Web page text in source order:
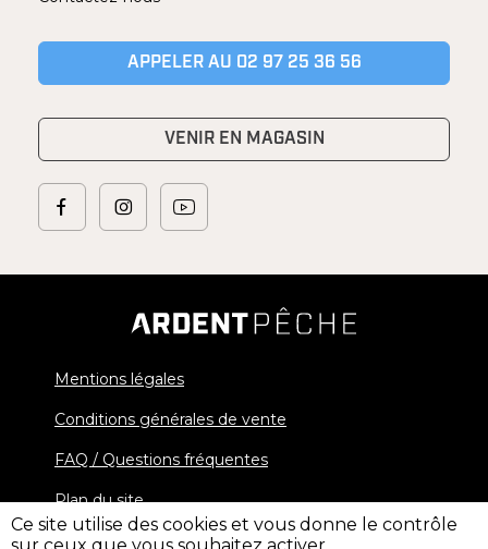
APPELER AU 02 97 25 36 56
VENIR EN MAGASIN
Mentions légales
Conditions générales de vente
FAQ / Questions fréquentes
Plan du site
Ce site utilise des cookies et vous donne le contrôle